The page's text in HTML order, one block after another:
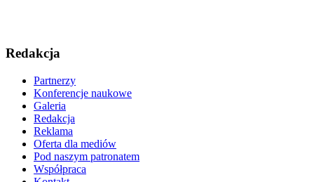
Redakcja
Partnerzy
Konferencje naukowe
Galeria
Redakcja
Reklama
Oferta dla mediów
Pod naszym patronatem
Współpraca